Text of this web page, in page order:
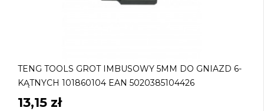
TENG TOOLS GROT IMBUSOWY 5MM DO GNIAZD 6-
KĄTNYCH 101860104 EAN 5020385104426
13,15 zł